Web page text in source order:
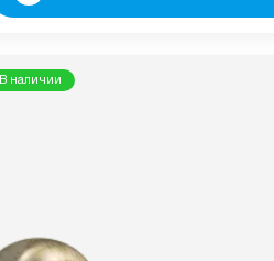
В наличии